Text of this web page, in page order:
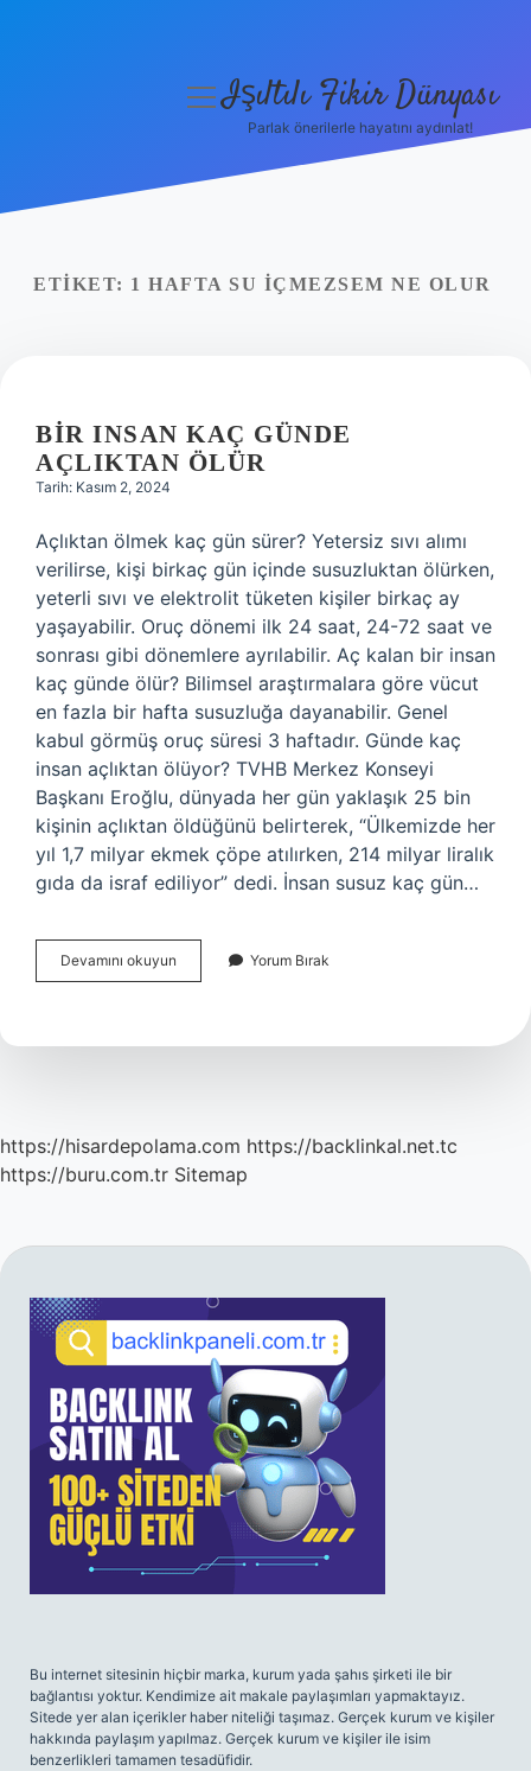
Yasal Uyarı
menüyüIşıltılı Fikir Dünyası
Parlak önerilerle hayatını aydınlat!
ETIKET: 1 HAFTA SU IÇMEZSEM NE OLUR
BIR INSAN KAÇ GÜNDE
AÇLIKTAN ÖLÜR
Tarih: Kasım 2, 2024
Açlıktan ölmek kaç gün sürer? Yetersiz sıvı alımı
verilirse, kişi birkaç gün içinde susuzluktan ölürken,
yeterli sıvı ve elektrolit tüketen kişiler birkaç ay
yaşayabilir. Oruç dönemi ilk 24 saat, 24-72 saat ve
sonrası gibi dönemlere ayrılabilir. Aç kalan bir insan
kaç günde ölür? Bilimsel araştırmalara göre vücut
en fazla bir hafta susuzluğa dayanabilir. Genel
kabul görmüş oruç süresi 3 haftadır. Günde kaç
insan açlıktan ölüyor? TVHB Merkez Konseyi
Başkanı Eroğlu, dünyada her gün yaklaşık 25 bin
kişinin açlıktan öldüğünü belirterek, “Ülkemizde her
yıl 1,7 milyar ekmek çöpe atılırken, 214 milyar liralık
gıda da israf ediliyor” dedi. İnsan susuz kaç gün…
Devamını okuyun
Insan
Açlıktan
Yorum Bırak
https://hisardepolama.com https://backlinkal.net.tc
https://buru.com.tr Sitemap
SIDEBAR
Bu internet sitesinin hiçbir marka, kurum yada şahıs şirketi ile bir
bağlantısı yoktur. Kendimize ait makale paylaşımları yapmaktayız.
Sitede yer alan içerikler haber niteliği taşımaz. Gerçek kurum ve kişiler
hakkında paylaşım yapılmaz. Gerçek kurum ve kişiler ile isim
benzerlikleri tamamen tesadüfidir.